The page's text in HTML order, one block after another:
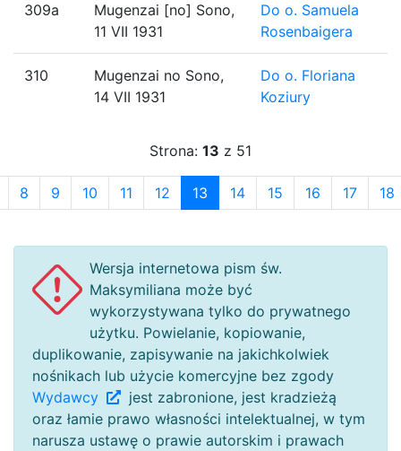
309a
Mugenzai [no] Sono,
11 VII 1931
Do o. Samuela
Rosenbaigera
310
Mugenzai no Sono,
14 VII 1931
Do o. Floriana
Koziury
Strona: 13 z 51
8 9 10 11 12 13 14 15 16 17 18
Wersja internetowa pism św.
Maksymiliana może być
wykorzystywana tylko do prywatnego
użytku. Powielanie, kopiowanie,
duplikowanie, zapisywanie na jakichkolwiek
nośnikach lub użycie komercyjne bez zgody
Wydawcy
jest zabronione, jest kradzieżą
oraz łamie prawo własności intelektualnej, w tym
narusza ustawę o prawie autorskim i prawach